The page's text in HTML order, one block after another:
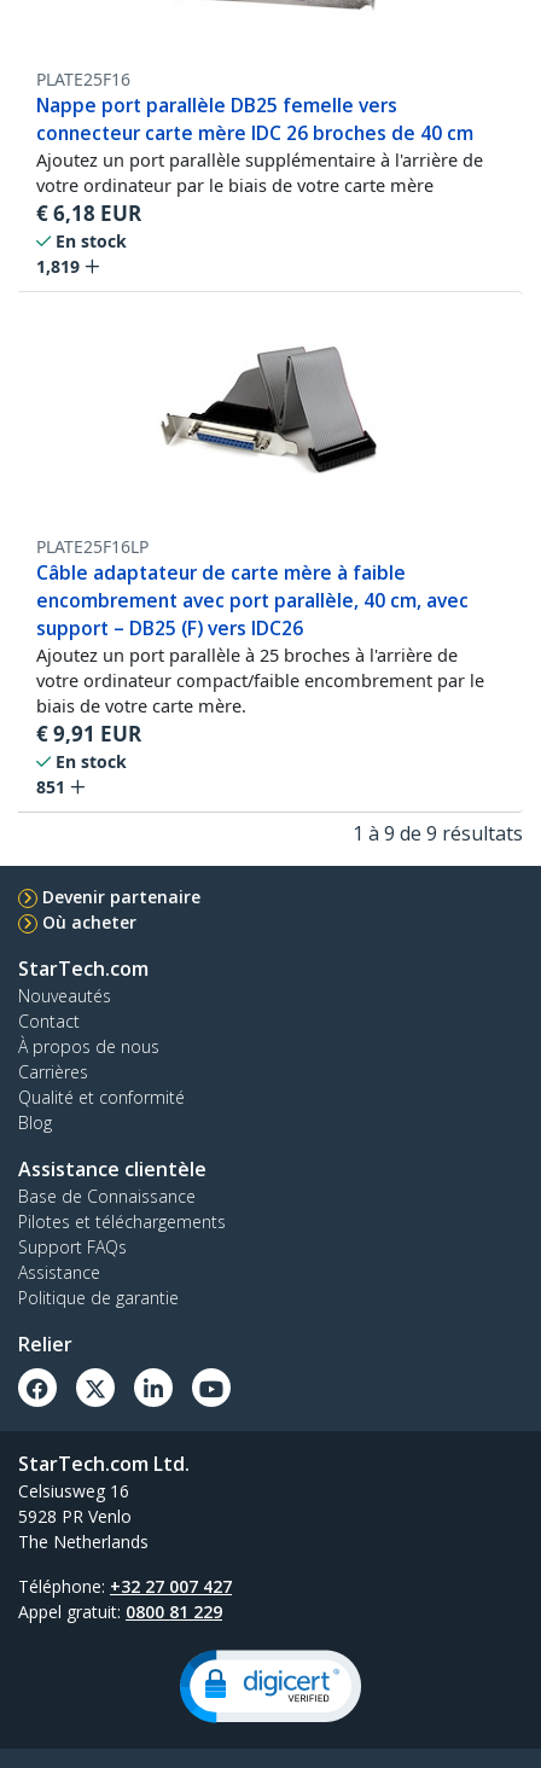
PLATE25F16
Nappe port parallèle DB25 femelle vers
connecteur carte mère IDC 26 broches de 40 cm
Ajoutez un port parallèle supplémentaire à l'arrière de
votre ordinateur par le biais de votre carte mère
€6,18 EUR
En stock
1,819
PLATE25F16LP
Câble adaptateur de carte mère à faible
encombrement avec port parallèle, 40 cm, avec
support – DB25 (F) vers IDC26
Ajoutez un port parallèle à 25 broches à l'arrière de
votre ordinateur compact/faible encombrement par le
biais de votre carte mère.
€9,91 EUR
En stock
851
1 à 9 de 9 résultats
Devenir partenaire
Où acheter
StarTech.com
Nouveautés
Contact
À propos de nous
Carrières
Qualité et conformité
Blog
Assistance clientèle
Base de Connaissance
Pilotes et téléchargements
Support FAQs
Assistance
Politique de garantie
Relier
StarTech.com Ltd.
Celsiusweg 16
5928 PR Venlo
The Netherlands
Téléphone: +32 27 007 427
Appel gratuit: 0800 81 229